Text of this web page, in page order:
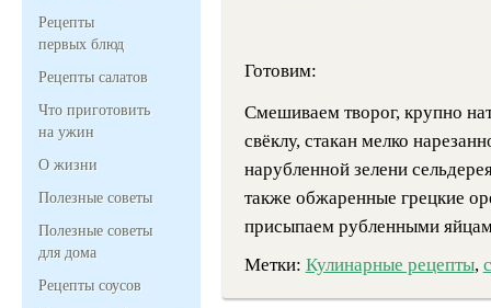
Рецепты
первых блюд
Рецепты салатов
Что приготовить
на ужин
О жизни
Полезные советы
Полезные советы
для дома
Рецепты соусов
Готовим:
Смешиваем творог, крупно
свёклу, стакан мелко
нарубленной зелени
также обжаренные грецкие
присыпаем рубленными
Метки: Кулинарные рецепты,